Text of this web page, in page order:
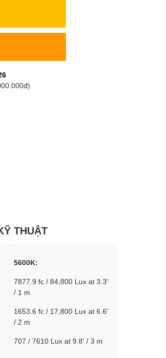
THUẬT
5600K:
7877.9 fc / 84,800 Lux at 3.3'
/ 1 m
1653.6 fc / 17,800 Lux at 6.6'
/ 2 m
707 / 7610 Lux at 9.8' / 3 m